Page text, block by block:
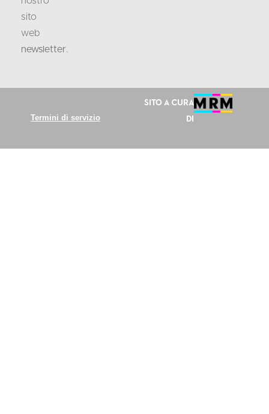
sito
web
newsletter.
Termini di servizio
Sito a cura
di